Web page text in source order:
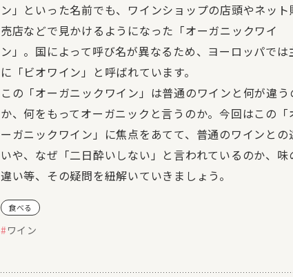
ン」といった名前でも、ワインショップの店頭やネット
売店などで見かけるようになった「オーガニックワイ
ン」。国によって呼び名が異なるため、ヨーロッパでは
に「ビオワイン」と呼ばれています。
この「オーガニックワイン」は普通のワインと何が違う
か、何をもってオーガニックと言うのか。今回はこの「
ーガニックワイン」に焦点をあてて、普通のワインとの
いや、なぜ「二日酔いしない」と言われているのか、味
違い等、その疑問を紐解いていきましょう。
食べる
ワイン